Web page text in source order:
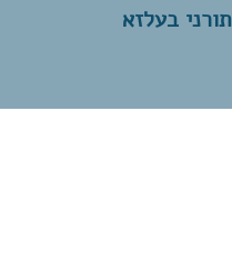
תורני בעלזא